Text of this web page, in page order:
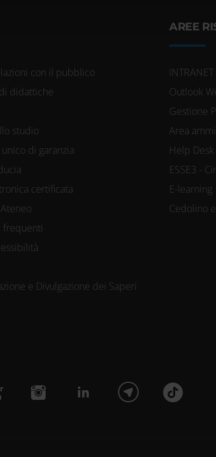
con il pubblico
didattiche
studio
di garanzia
certificata
frequenti
e Divulgazione dei Saperi
AREE
Outlook
Gestione
Area
Help Desk
ESSE3 -
E-learning
Cedolino